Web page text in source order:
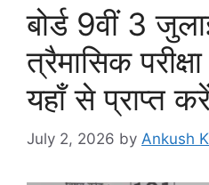
बोर्ड 9वीं 3
त्रैमासिक
यहाँ से प्राप्त
July 2, 2026 by Ankush